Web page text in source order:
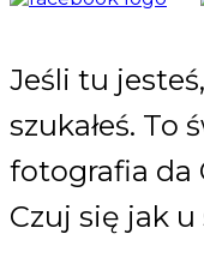
Jeśli tu
szukałeś. To
fotografia da
Czuj się jak